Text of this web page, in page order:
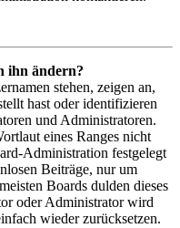
ihn ändern?
stehen, zeigen an,
hast oder identifizieren
und Administratoren.
eines Ranges nicht
Administration festgelegt
Beiträge, nur um
Boards dulden dieses
oder Administrator wird
wieder zurücksetzen.